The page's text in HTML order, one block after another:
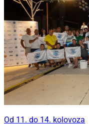
Od 11. do 14. kolovoza